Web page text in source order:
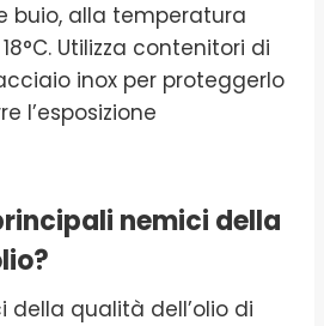
buio, alla temperatura
Utilizza contenitori di
inox per proteggerlo
l’esposizione
nemici della
della qualità dell’olio di